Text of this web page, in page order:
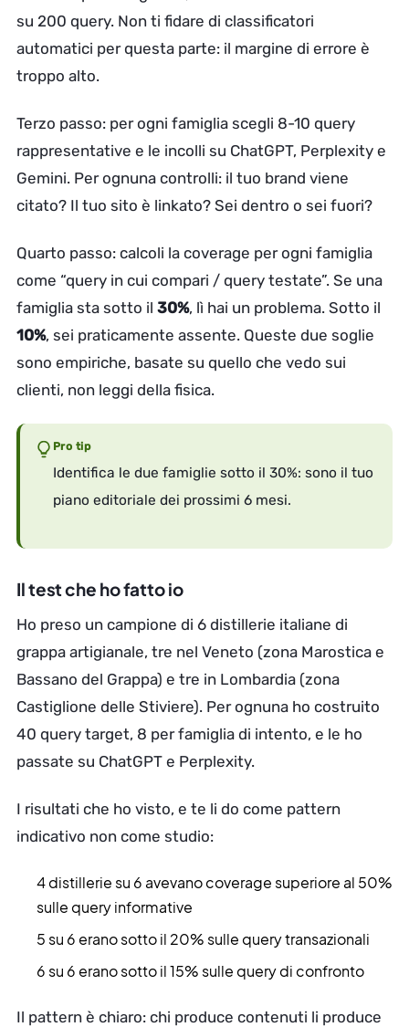
su 200 query. Non ti fidare di classificatori
automatici per questa parte: il margine di errore è
troppo alto.
Terzo passo: per ogni famiglia scegli 8-10 query
rappresentative e le incolli su ChatGPT, Perplexity e
Gemini. Per ognuna controlli: il tuo brand viene
citato? Il tuo sito è linkato? Sei dentro o sei fuori?
Quarto passo: calcoli la coverage per ogni famiglia
come “query in cui compari / query testate”. Se una
famiglia sta sotto il 30%, lì hai un problema. Sotto il
10%, sei praticamente assente. Queste due soglie
sono empiriche, basate su quello che vedo sui
clienti, non leggi della fisica.
Pro tip
Identifica le due famiglie sotto il 30%: sono il tuo
piano editoriale dei prossimi 6 mesi.
Il test che ho fatto io
Ho preso un campione di 6 distillerie italiane di
grappa artigianale, tre nel Veneto (zona Marostica e
Bassano del Grappa) e tre in Lombardia (zona
Castiglione delle Stiviere). Per ognuna ho costruito
40 query target, 8 per famiglia di intento, e le ho
passate su ChatGPT e Perplexity.
I risultati che ho visto, e te li do come pattern
indicativo non come studio:
4 distillerie su 6 avevano coverage superiore al 50%
sulle query informative
5 su 6 erano sotto il 20% sulle query transazionali
6 su 6 erano sotto il 15% sulle query di confronto
Il pattern è chiaro: chi produce contenuti li produce